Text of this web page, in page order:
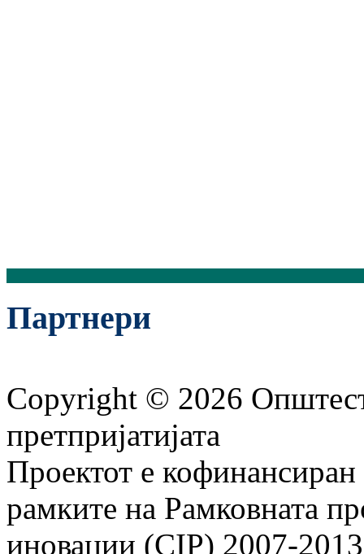
Партнери
Copyright © 2026
претпријатијата
Проектот е
рамките на Рамковната
иновации (CIP) 2007-2013